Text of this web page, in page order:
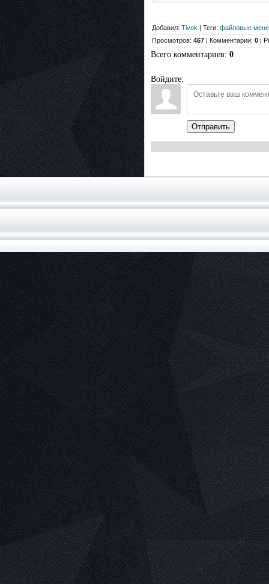
Добавил: Tivok | Теги: файловые
Просмотров: 467 | Комментарии: 0 |
Всего комментариев: 0
Войдите:
Отправить